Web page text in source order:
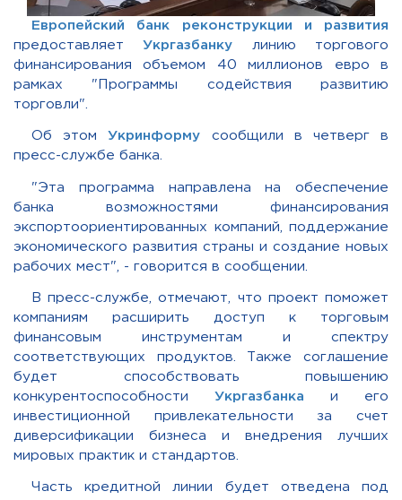
Европейский банк реконструкции и развития
предоставляетУкргазбанку линию торгового
финансирования объемом 40 миллионов евро в
рамках "Программы содействия развитию
торговли".
Об этом Укринформу сообщили в четверг в
пресс-службе банка.
"Эта программа направлена на обеспечение
банка возможностями финансирования
экспортоориентированных компаний, поддержание
экономического развития страны и создание новых
рабочих мест", - говорится в сообщении.
В пресс-службе, отмечают, что проект поможет
компаниям расширить доступ к торговым
финансовым инструментам и спектру
соответствующих продуктов. Также соглашение
будет способствовать повышению
конкурентоспособности Укргазбанка и его
инвестиционной привлекательности за счет
диверсификации бизнеса и внедрения лучших
мировых практик и стандартов.
Часть кредитной линии будет отведена под